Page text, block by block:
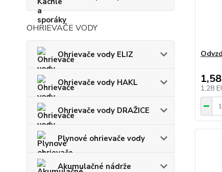
OHRIEVAČE VODY
Ohrievače vody ELIZ
Ohrievače vody HAKL
Ohrievače vody DRAŽICE
Plynové ohrievače vody
Akumulačné nádrže
1,28